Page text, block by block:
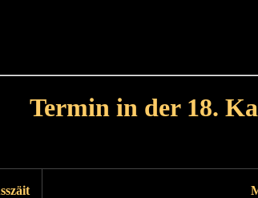
Termin in der 18.